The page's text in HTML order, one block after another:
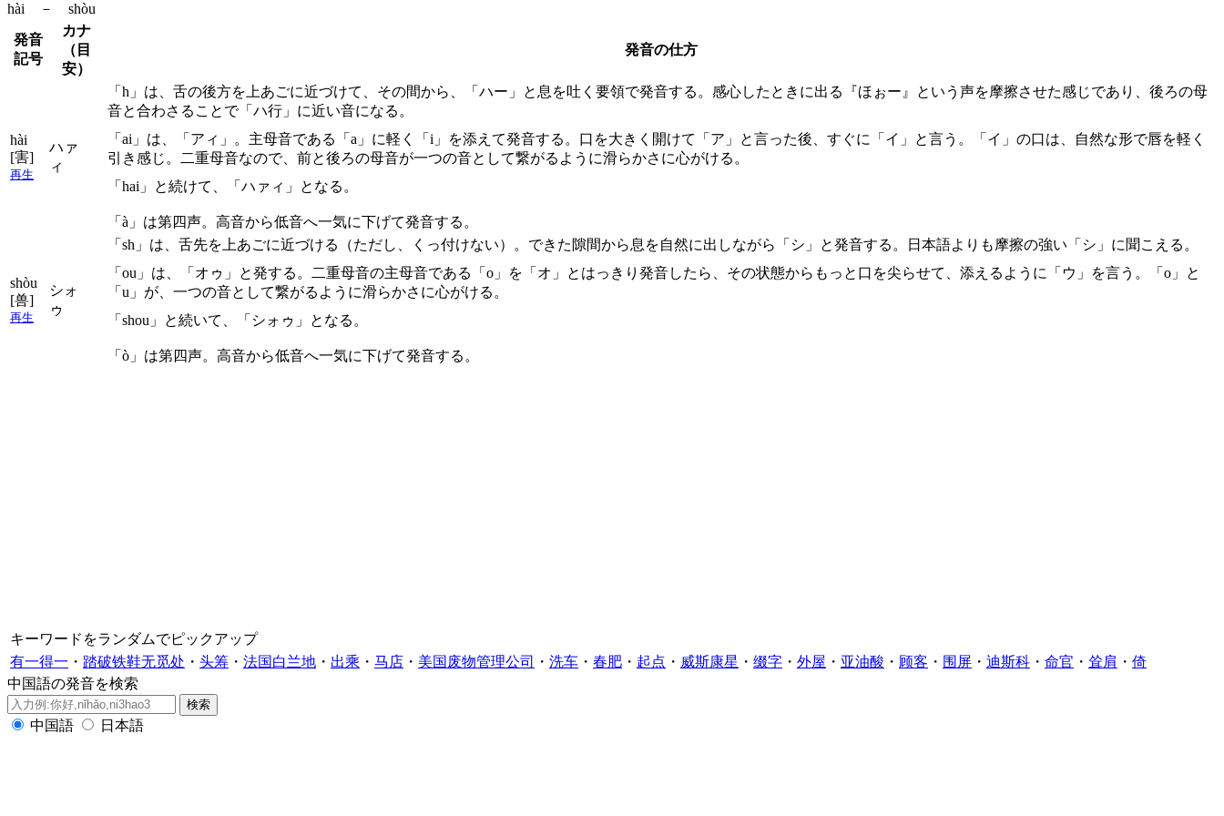
hài － shòu
発音
記号
カナ
（目
安）
発音の仕方
hài
[害]
再生
ハァ
ィ
「h」は、舌の後方を上あごに近づけて、その間から、「ハー」と息を吐く要領で発音する。感心したときに出る『ほぉー』という声を摩擦させた感じであり、後ろの母
音と合わさることで「ハ行」に近い音になる。
「ai」は、「アィ」。主母音である「a」に軽く「i」を添えて発音する。口を大きく開けて「ア」と言った後、すぐに「イ」と言う。「イ」の口は、自然な形で唇を軽く
引き感じ。二重母音なので、前と後ろの母音が一つの音として繋がるように滑らかさに心がける。
「hai」と続けて、「ハァィ」となる。
「à」は第四声。高音から低音へ一気に下げて発音する。
shòu
[兽]
再生
シォ
ゥ
「sh」は、舌先を上あごに近づける（ただし、くっ付けない）。できた隙間から息を自然に出しながら「シ」と発音する。日本語よりも摩擦の強い「シ」に聞こえる。
「ou」は、「オゥ」と発する。二重母音の主母音である「o」を「オ」とはっきり発音したら、その状態からもっと口を尖らせて、添えるように「ウ」を言う。「o」と
「u」が、一つの音として繋がるように滑らかさに心がける。
「shou」と続いて、「シォゥ」となる。
「ò」は第四声。高音から低音へ一気に下げて発音する。
キーワードをランダムでピックアップ
有一得一 ・ 踏破铁鞋无觅处 ・ 头筹 ・ 法国白兰地 ・ 出乘 ・ 马店 ・ 美国废物管理公司 ・ 洗车 ・ 春肥 ・ 起点 ・ 威斯康星 ・ 缀字 ・ 外屋 ・ 亚油酸 ・ 顾客 ・ 围屏 ・ 迪斯科 ・ 命官 ・ 耸肩 ・ 倚
中国語の発音を検索
中国語 日本語